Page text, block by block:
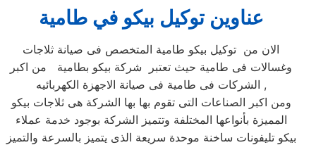
عناوين توكيل بيكو في طامية
الان من توكيل بيكو طامية المتخصص فى صيانة ثلاجات
وغسالات فى طامية حيث تعتبر شركة بيكو بطامية من اكبر
الشركات فى طامية فى صيانة الاجهزة الكهربائيه ,
ومن اكبر الصناعات التى تقوم بها بها الشركة هى ثلاجات بيكو
المميزة بأنواعها المختلفة وتتميز الشركة بوجود خدمة عملاء
بيكو تليفونات ساخنة موحدة سريعة الذى يتميز بالسرعة والتميز